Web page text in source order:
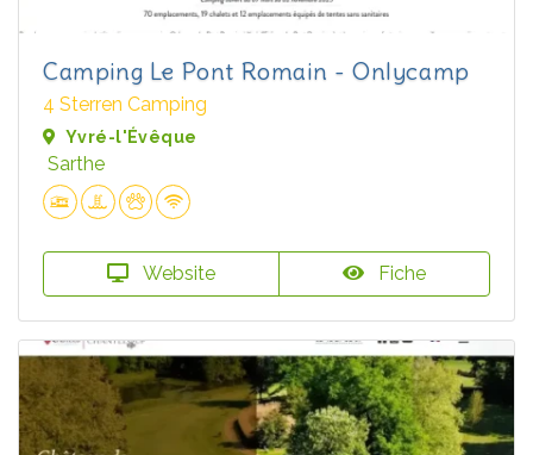
Camping Le Pont Romain - Onlycamp
4 Sterren Camping
Yvré-l'Évêque
Sarthe
Website Fiche